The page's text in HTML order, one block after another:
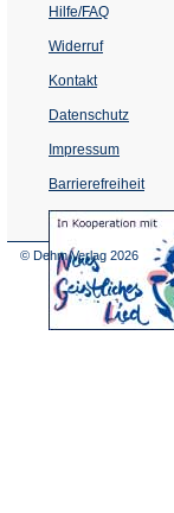
Hilfe/FAQ
Widerruf
Kontakt
Datenschutz
Impressum
Barrierefreiheit
© Dehm Verlag 2026